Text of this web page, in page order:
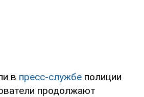
в пресс-службе полиции
продолжают